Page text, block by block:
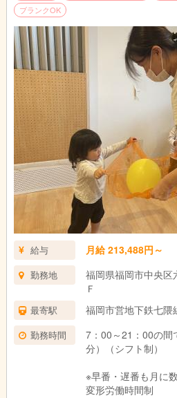
ブランクOK
給与 月給 213,488円～
勤務地
福岡県福岡市中央区
Ｆ
最寄駅 福岡市営地下鉄七隈
勤務時間
7：00～21：00の間
分）（シフト制）
※早番・遅番も月に
変形労働時間制